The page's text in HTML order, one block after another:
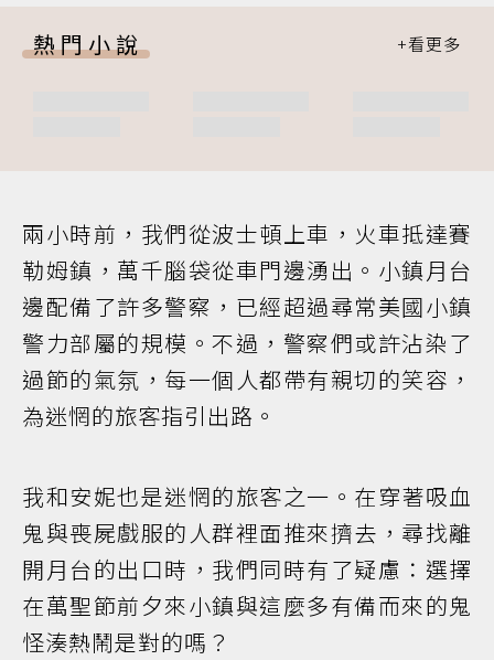
熱門小說
兩小時前，我們從波士頓上車，火車抵達賽
勒姆鎮，萬千腦袋從車門邊湧出。小鎮月台
邊配備了許多警察，已經超過尋常美國小鎮
警力部屬的規模。不過，警察們或許沾染了
過節的氣氛，每一個人都帶有親切的笑容，
為迷惘的旅客指引出路。
我和安妮也是迷惘的旅客之一。在穿著吸血
鬼與喪屍戲服的人群裡面推來擠去，尋找離
開月台的出口時，我們同時有了疑慮：選擇
在萬聖節前夕來小鎮與這麼多有備而來的鬼
怪湊熱鬧是對的嗎？